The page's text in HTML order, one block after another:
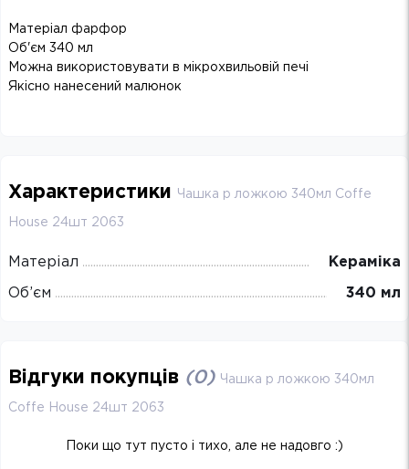
Матеріал фарфор
Об'єм 340 мл
Можна використовувати в мікрохвильовій печі
Якісно нанесений малюнок
Характеристики Чашка p ложкою 340мл Coffe
House 24шт 2063
Матеріал Кераміка
Об’єм 340 мл
Відгуки покупців (0) Чашка p ложкою 340мл
Coffe House 24шт 2063
Поки що тут пусто і тихо, але не надовго :)